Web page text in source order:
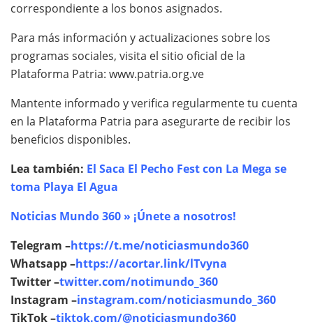
correspondiente a los bonos asignados.
Para más información y actualizaciones sobre los
programas sociales, visita el sitio oficial de la
Plataforma Patria: www.patria.org.ve
Mantente informado y verifica regularmente tu cuenta
en la Plataforma Patria para asegurarte de recibir los
beneficios disponibles.
Lea también: El Saca El Pecho Fest con La Mega se
toma Playa El Agua
Noticias Mundo 360 » ¡Únete a nosotros!
Telegram –https://t.me/noticiasmundo360
Whatsapp –https://acortar.link/lTvyna
Twitter –twitter.com/notimundo_360
Instagram –instagram.com/noticiasmundo_360
TikTok –tiktok.com/@noticiasmundo360